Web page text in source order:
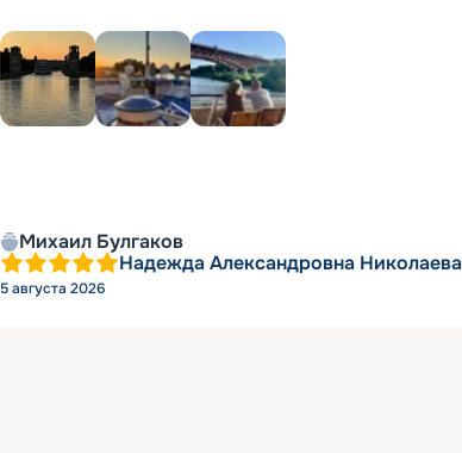
Михаил Булгаков
Надежда Александровна Николаева
5 августа 2026